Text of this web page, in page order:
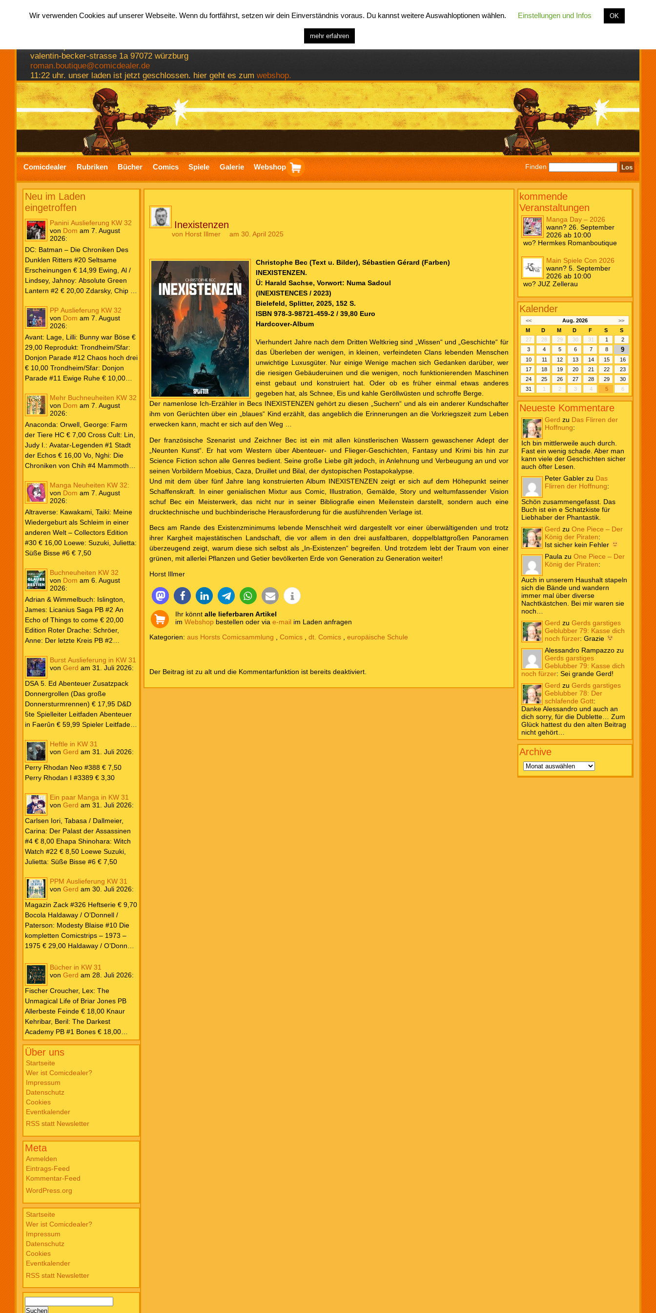
valentin-becker-strasse 1a 97072 würzburg
roman.boutique@comicdealer.de
11:22 uhr. unser laden ist jetzt geschlossen. hier geht es zum webshop.
Comicdealer Rubriken Bücher Comics Spiele Galerie Webshop Finden
Neu im Laden
eingetroffen
Panini Auslieferung KW 32
von Dom am 7. August
2026:
DC: Batman – Die Chroniken Des
Dunklen Ritters #20 Seltsame
Erscheinungen € 14,99 Ewing, Al /
Lindsey, Jahnoy: Absolute Green
Lantern #2 € 20,00 Zdarsky, Chip /
Paperback #4 € 35,00 Watters, Dan;
Soy, Dexter: Nightwing 2024 #7 €
Rafa: Absolute Superman #5 € 9,99
Marvel: Marvel Origins Collection
HC #74 Daredevil 7 € 14,99 Ewing,
Al / Gomez, Carlos: Venom (2025)
#3 € 20,00 Andrews, Kaare /
Guggenheim, Marc: Spider-Man &
Wolverine #3 € 9,99 North, Ryan /
Carratu, Vincenzo: Hulk macht alles
kaputt! € 16,00 Ewing, Al / Walker,
Kevin / Various: Marvel – Schwarz
Weiß & Blut #8 … und Gedärme €
26,00 Buscema, Sal / Dematteis, J.
M.: Spektakuläre Spider-Man – Die
#31 € 5,99 Spider-Man 2025 #9
Angriff der Aliens € 7,99
PP Auslieferung KW 32
von Dom am 7. August
2026:
Avant: Lage, Lilli: Bunny war Böse €
29,00 Reprodukt: Trondheim/Sfar:
Donjon Parade #12 Chaos hoch drei
€ 10,00 Trondheim/Sfar: Donjon
Parade #11 Ewige Ruhe € 10,00
Neuedition € 35,00 Zauberstern
Comics: Ben’s Bande #4 Aug 2026
Mehr Buchneuheiten KW 32
von Dom am 7. August
2026:
Anaconda: Orwell, George: Farm
der Tiere HC € 7,00 Cross Cult: Lin,
Judy I.: Avatar-Legenden #1 Stadt
der Echos € 16,00 Vo, Nghi: Die
Chroniken von Chih #4 Mammoths
Drache: Schröer, Anne: Der letzte
Kreis PB #2 Erwachen € 18,00
Dragonblood Academy HC #2 …to
kill a Monster € 25,00 Heyne: Bähr,
Emily: Tainted Vows – Gods of New
Olympia PB € 17,00 Kim, Sophie:
Fate’s Thread-Reihe PB #2 Der Gott
und der Geist € 17,00 Vonnegut,
Kurt: Katzenwiege PB € 17,00
Corey, James: The Captive’s War
HC #2 Der Glaube der Bestien €
24,00 Piper: Yang, Neon: Die letzte
Tochter der Drachen PB € 18,00
Manga Neuheiten KW 32:
von Dom am 7. August
2026:
Altraverse: Kawakami, Taiki: Meine
Wiedergeburt als Schleim in einer
anderen Welt – Collectors Edition
#30 € 16,00 Loewe: Suzuki, Julietta:
Süße Bisse #6 € 7,50
Buchneuheiten KW 32
von Dom am 6. August
2026:
Adrian & Wimmelbuch: Islington,
James: Licanius Saga PB #2 An
Echo of Things to come € 20,00
Edition Roter Drache: Schröer,
Anne: Der letzte Kreis PB #2
Frank: Der Pandora-Zyklus PB #1
Die Reise nach Pandora € 16,00
Corey, James: The Captive’s War
HC #2 Der Glaube der Bestien €
24,00 Loewe: Suzuki, Julietta: Süße
Bisse #6 € 7,50
Burst Auslieferung in KW 31
von Gerd am 31. Juli 2026:
DSA 5. Ed Abenteuer Zusatzpack
Donnergrollen (Das große
Donnersturmrennen) € 17,95 D&D
5te Spielleiter Leitfaden Abenteuer
in Faerûn € 59,99 Spieler Leitfaden
Heftle in KW 31
von Gerd am 31. Juli 2026:
Perry Rhodan Neo #388 € 7,50
Perry Rhodan I #3389 € 3,30
Ein paar Manga in KW 31
von Gerd am 31. Juli 2026:
Carlsen Iori, Tabasa / Dallmeier,
Carina: Der Palast der Assassinen
#4 € 8,00 Ehapa Shinohara: Witch
Watch #22 € 8,50 Loewe Suzuki,
Julietta: Süße Bisse #6 € 7,50
PPM Auslieferung KW 31
von Gerd am 30. Juli 2026:
Magazin Zack #326 Heftserie € 9,70
Bocola Haldaway / O’Donnell /
Paterson: Modesty Blaise #10 Die
kompletten Comicstrips – 1973 –
1975 € 29,00 Haldaway / O’Donnell
kompletten Comicstrips – 1972 –
1973 € 29,00 Knesebeck Hendrix,
John: Die Weltenerschaffer Die
fantastische Freundschaft von C.S.
Lewis & J.R.R. Tolkien € 30,00
Weissblech Luba Wolfsschwanz #22
€ 4,90 Horror Schocker #81 € 4,90
Bücher in KW 31
von Gerd am 28. Juli 2026:
Fischer Croucher, Lex: The
Unmagical Life of Briar Jones PB
Allerbeste Feinde € 18,00 Knaur
Kehribar, Beril: The Darkest
Academy PB #1 Bones € 18,00
Lübbe Odette, Tessonja: Fair Isle
Trilogie PB #3 To Spark a Fae War €
18,00 Bramble Hardcover Priest: Lie
Huo Jiao Chou HC #1 Drowning
Sorrows in Raging Fire € 25,00
Carlsen Davon, Isla: Blackened
Blade PB #3 Of Blackened Blood €
18,00
Über uns
Startseite
Wer ist Comicdealer?
Impressum
Datenschutz
Cookies
Eventkalender
RSS statt Newsletter
Meta
Anmelden
Eintrags-Feed
Kommentar-Feed
WordPress.org
Startseite
Wer ist Comicdealer?
Impressum
Datenschutz
Cookies
Eventkalender
RSS statt Newsletter
nach:
Inexistenzen
von Horst Illmer am 30. April 2025
Christophe Bec (Text u. Bilder), Sébastien Gérard (Farben)
INEXISTENZEN.
Ü: Harald Sachse, Vorwort: Numa Sadoul
(INEXISTENCES / 2023)
Bielefeld, Splitter, 2025, 152 S.
ISBN 978-3-98721-459-2 / 39,80 Euro
Hardcover-Album
Vierhundert Jahre nach dem Dritten Weltkrieg sind „Wissen“ und „Geschichte“ für
das Überleben der wenigen, in kleinen, verfeindeten Clans lebenden Menschen
unwichtige Luxusgüter. Nur einige Wenige machen sich Gedanken darüber, wer
die riesigen Gebäuderuinen und die wenigen, noch funktionierenden Maschinen
einst gebaut und konstruiert hat. Oder ob es früher einmal etwas anderes
gegeben hat, als Schnee, Eis und kahle Geröllwüsten und schroffe Berge.
Der namenlose Ich-Erzähler in Becs INEXISTENZEN gehört zu diesen „Suchern“ und als ein anderer Kundschafter
ihm von Gerüchten über ein „blaues“ Kind erzählt, das angeblich die Erinnerungen an die Vorkriegszeit zum Leben
erwecken kann, macht er sich auf den Weg …
Der französische Szenarist und Zeichner Bec ist ein mit allen künstlerischen Wassern gewaschener Adept der
„Neunten Kunst“. Er hat vom Western über Abenteuer- und Flieger-Geschichten, Fantasy und Krimi bis hin zur
Science Fiction schon alle Genres bedient. Seine große Liebe gilt jedoch, in Anlehnung und Verbeugung an und vor
seinen Vorbildern Moebius, Caza, Druillet und Bilal, der dystopischen Postapokalypse.
Und mit dem über fünf Jahre lang konstruierten Album INEXISTENZEN zeigt er sich auf dem Höhepunkt seiner
Schaffenskraft. In einer genialischen Mixtur aus Comic, Illustration, Gemälde, Story und weltumfassender Vision
schuf Bec ein Meisterwerk, das nicht nur in seiner Bibliografie einen Meilenstein darstellt, sondern auch eine
drucktechnische und buchbinderische Herausforderung für die ausführenden Verlage ist.
Becs am Rande des Existenzminimums lebende Menschheit wird dargestellt vor einer überwältigenden und trotz
ihrer Kargheit majestätischen Landschaft, die vor allem in den drei ausfaltbaren, doppelblattgroßen Panoramen
überzeugend zeigt, warum diese sich selbst als „In-Existenzen“ begreifen. Und trotzdem lebt der Traum von einer
grünen, mit allerlei Pflanzen und Getier bevölkerten Erde von Generation zu Generation weiter!
Horst Illmer
Ihr könntalle lieferbaren Artikel
imWebshop bestellen oder viae-mail im Laden anfragen
Kategorien:aus Horsts Comicsammlung ,Comics ,dt. Comics ,europäische Schule
Der Beitrag ist zu alt und die Kommentarfunktion ist bereits deaktiviert.
kommende
Veranstaltungen
Manga Day – 2026
wann? 26. September
2026 ab 10:00
wo? Hermkes Romanboutique
Main Spiele Con 2026
wann? 5. September
2026 ab 10:00
wo? JUZ Zellerau
Kalender
<< Aug. 2026
>>
M
D M D F S
S
27
28 29 30 31 1
2
3
4 5 6 7 8 9
10 11 12 13 14 15
16
17
18 19 20 21 22
23
24
25 26 27 28 29
30
31
1 2 3 4 5 6
Neueste Kommentare
Gerd zu Das Flirren der
Hoffnung:
Ich bin mittlerweile auch durch.
Fast ein wenig schade. Aber man
kann viele der Geschichten sicher
auch öfter Lesen.
Peter Gabler zu Das
Flirren der Hoffnung:
Schön zusammengefasst. Das
Buch ist ein e Schatzkiste für
Liebhaber der Phantastik.
Gerd zuOne Piece – Der
König der Piraten:
Ist sicher kein Fehler
Paula zuOne Piece – Der
König der Piraten:
Auch in unserem Haushalt stapeln
sich die Bände und wandern
immer mal über diverse
Nachtkästchen. Bei mir waren sie
noch…
Gerd zuGerds garstiges
Geblubber 79: Kasse dich
noch fürzer:Grazie
Alessandro Rampazzo zu
Gerds garstiges
Geblubber 79: Kasse dich
noch fürzer:Sei grande Gerd!
Gerd zuGerds garstiges
Geblubber 78: Der
schlafende Gott:
Danke Alessandro und auch an
dich sorry, für die Dublette… Zum
Glück hattest du den alten Beitrag
nicht gehört…
Archive
Wir verwenden Cookies auf unserer Webseite. Wenn du fortfährst, setzen wir dein Einverständnis voraus. Du kannst weitere Auswahloptionen wählen. Einstellungen und Infos OK
mehr erfahren